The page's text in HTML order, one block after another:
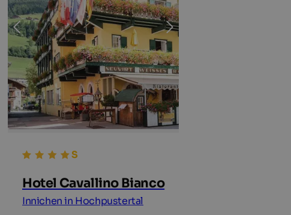
Hotel Cavallino Bianco
Innichen in Hochpustertal